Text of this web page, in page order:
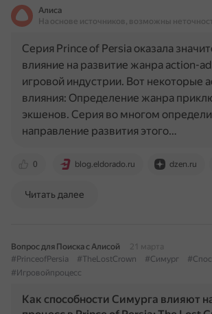
Алиса
На основе источников, возможны
0 blog.eldorado.ru dzen.ru
Серия Prince of Persia оказала
влияние на развитие жанра action-
игровой индустрии. Вот некоторые
влияния: Определение жанра
экшенов. Серия во многом
направление развития этого…
Читать далее
Вопрос для Поиска с Алисой
21 марта
#PrinceofPersia
#TheLostCrown #Симург
#Игровойпроцесс
Как способности Симурга влияют